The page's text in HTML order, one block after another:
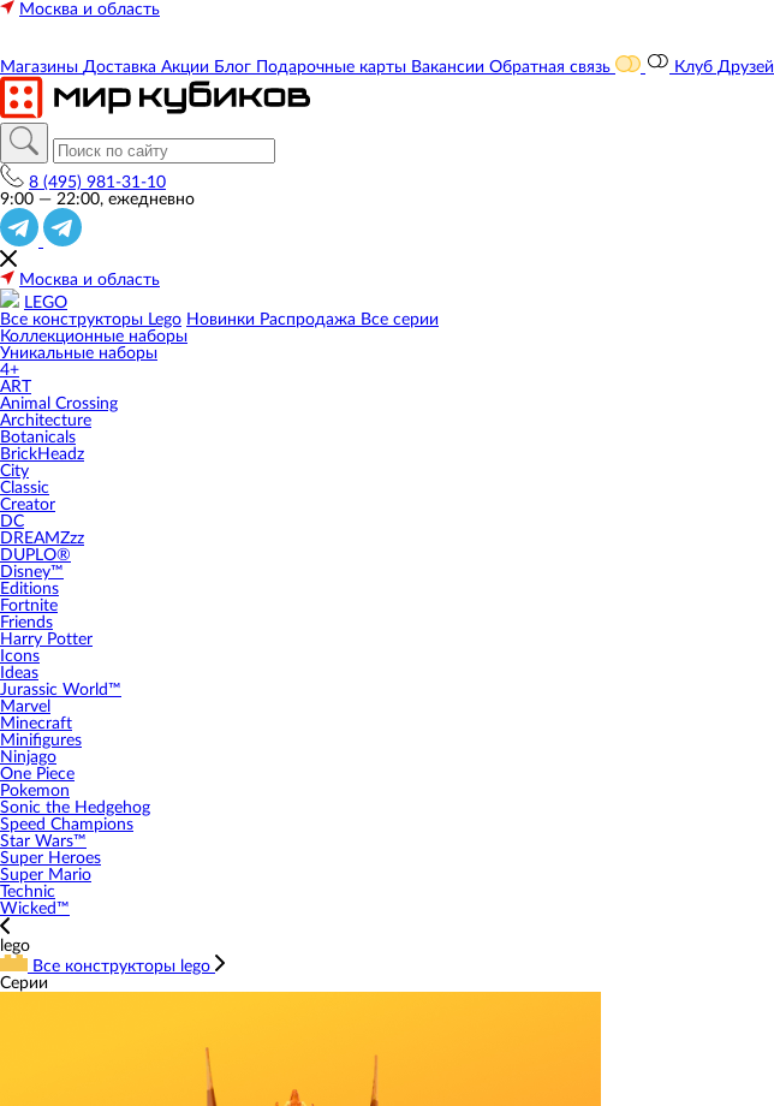
Москва и область
Магазины Доставка Акции Блог Подарочные карты Вакансии Обратная связь Клуб Друзей
8 (495) 981-31-10
9:00 — 22:00, ежедневно
Москва и область
LEGO
Все конструкторы Lego Новинки Распродажа Все серии
Коллекционные наборы
Уникальные наборы
4+
ART
Animal Crossing
Architecture
Botanicals
BrickHeadz
City
Classic
Creator
DC
DREAMZzz
DUPLO®
Disney™
Editions
Fortnite
Friends
Harry Potter
Icons
Ideas
Jurassic World™
Marvel
Minecraft
Minifigures
Ninjago
One Piece
Pokemon
Sonic the Hedgehog
Speed Champions
Star Wars™
Super Heroes
Super Mario
Technic
Wicked™
lego
Все конструкторы lego
Серии